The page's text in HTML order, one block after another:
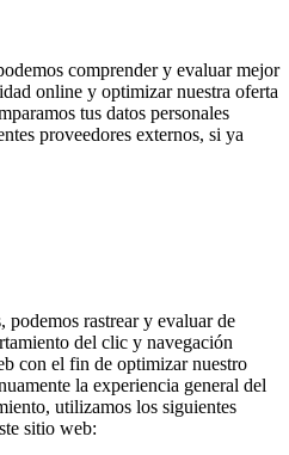
comprender y evaluar mejor
online y optimizar nuestra oferta
tus datos personales
proveedores externos, si ya
podemos rastrear y evaluar de
del clic y navegación
con el fin de optimizar nuestro
la experiencia general del
utilizamos los siguientes
sitio web: